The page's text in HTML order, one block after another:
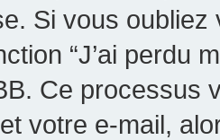
Si vous
“J’ai perdu
Ce processus
votre e-mail,